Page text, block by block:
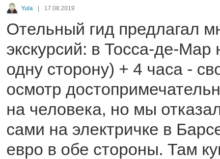
Yula 17.08.2019
Отельный гид предлагал
экскурсий: в Тосса-де-Мар
одну сторону) + 4 часа -
осмотр
на человека, но мы
сами на электричке в
евро в обе стороны. Там